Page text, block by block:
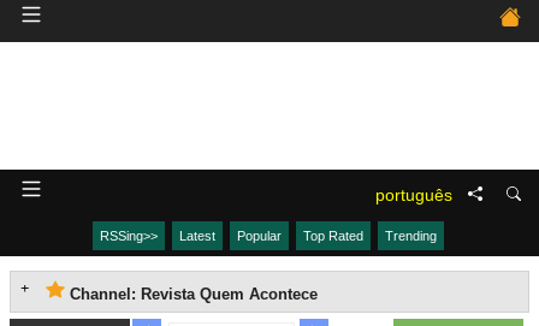
português
RSSing>> Latest Popular Top Rated Trending
Channel: Revista Quem Acontece